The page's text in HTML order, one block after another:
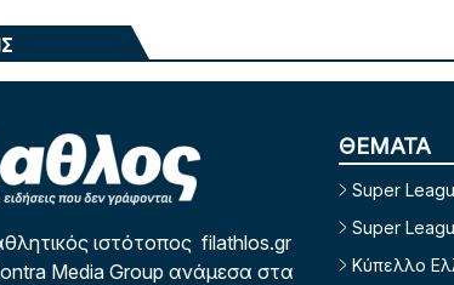
ιστότοπος filathlos.gr
Media Group ανάμεσα στα
ΘΕΜΑΤΑ
Super
Super
Κύπελλο